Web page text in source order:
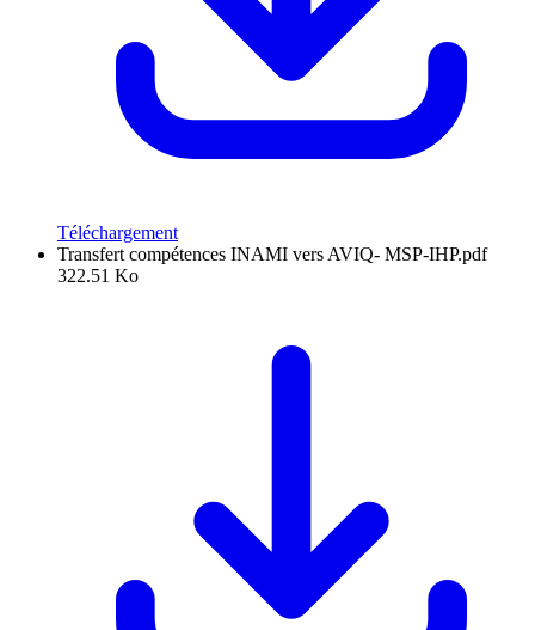
Téléchargement
Transfert compétences INAMI vers AVIQ- MSP-IHP.pdf
322.51 Ko